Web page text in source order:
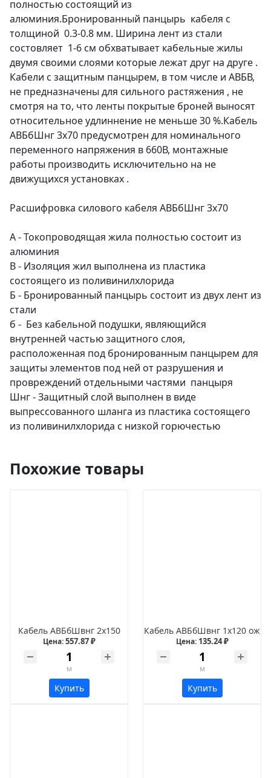
полностью состоящий из
алюминия.Бронированный панцырь кабеля с
толщиной 0.3-0.8 мм. Ширина лент из стали
состовляет 1-6 см обхватывает кабельные жилы
двумя своими слоями которые лежат друг на друге .
Кабели с защитным панцырем, в том числе и АВБВ,
не предназначены для сильного растяжения , не
смотря на то, что ленты покрытые броней выносят
относительное удлиннение не меньше 30 %.Кабель
АВБбШнг 3х70 предусмотрен для номинального
переменного напряжения в 660В, монтажные
работы производить исключительно на не
движущихся установках .
Расшифровка силового кабеля АВБбШнг 3х70
А - Токопроводящая жила полностью состоит из
алюминия
В - Изоляция жил выполнена из пластика
состоящего из поливинилхлорида
Б - Бронированный панцырь состоит из двух лент из
стали
б - Без кабельной подушки, являющийся
внутренней частью защитного слоя,
расположенная под бронированным панцырем для
защиты элементов под ней от разрушения и
провреждений отдельными частями панцыря
Шнг - Защитный слой выполнен в виде
выпрессованного шланга из пластика состоящего
из поливинилхлорида с низкой горючестью
Похожие товары
Кабель АВБбШвнг 2х150
Цена:557.87 ₽
м
Купить
Кабель АВБбШвнг 1х120 ож
Цена: 135.24 ₽
м
Купить